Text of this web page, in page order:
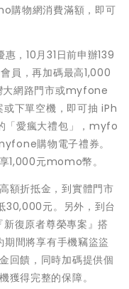
購物網消費滿額，即可
，10月31日前申辦139
員，再加碼最高1,000
網路門市或myfone
下單空機，即可抽 iPh
「愛瘋大禮包」，myfo
購物電子禮券。
1,000元momo幣。
額折抵金，到實體門市
30,000元。另外，到台
復原者尊榮專案』搭
間將享有手機竊盜盜
回饋，同時加碼提供個
獲得完整的保障。